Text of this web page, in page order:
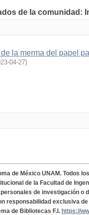
de la comunidad:
la merma del papel
04-27)
de México UNAM. Todos
de la Facultad de
de investigación o
responsabilidad exclusiva
de Bibliotecas F.I. https://